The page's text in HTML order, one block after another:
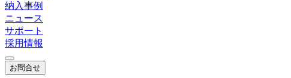
納入事例
ニュース
サポート
採用情報
お問合せ